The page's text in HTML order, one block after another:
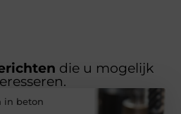
die u mogelijk
in beton